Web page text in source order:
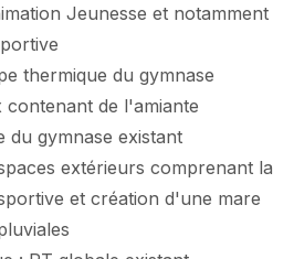
Jeunesse et notamment
thermique du gymnase
contenant de l'amiante
du gymnase existant
extérieurs comprenant la
et création d'une mare